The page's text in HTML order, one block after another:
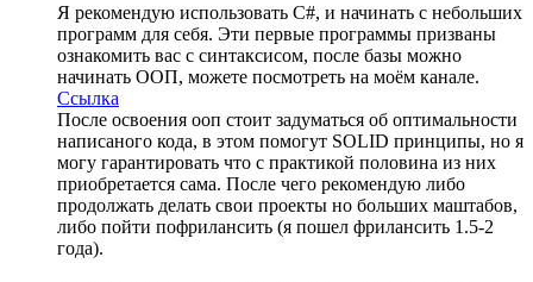
Я рекомендую использовать C#, и начинать с небольших
программ для себя. Эти первые программы призваны
ознакомить вас с синтаксисом, после базы можно
начинать ООП, можете посмотреть на моём канале.
Ссылка
После освоения ооп стоит задуматься об оптимальности
написаного кода, в этом помогут SOLID принципы, но я
могу гарантировать что с практикой половина из них
приобретается сама. После чего рекомендую либо
продолжать делать свои проекты но больших маштабов,
либо пойти пофрилансить (я пошел фрилансить 1.5-2
года).